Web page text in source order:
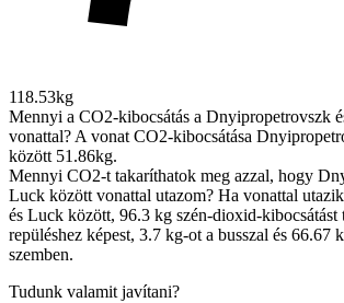
118.53kg
Mennyi a CO2-kibocsátás a Dnyipropetrovszk
vonattal? A vonat CO2-kibocsátása
között 51.86kg.
Mennyi CO2-t takaríthatok meg azzal, hogy
Luck között vonattal utazom? Ha vonattal
és Luck között, 96.3 kg szén-dioxid-kibocsátást
repüléshez képest, 3.7 kg-ot a busszal és 66.67
szemben.
Tudunk valamit javítani?